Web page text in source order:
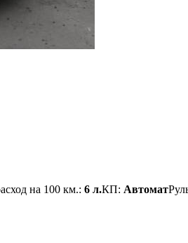
на 100 км.: 6 л.КП: Автомат